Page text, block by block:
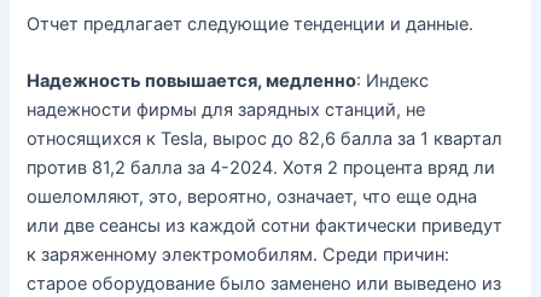
Отчет предлагает следующие тенденции и данные.
Надежность повышается, медленно: Индекс
надежности фирмы для зарядных станций, не
относящихся к Tesla, вырос до 82,6 балла за 1 квартал
против 81,2 балла за 4-2024. Хотя 2 процента вряд ли
ошеломляют, это, вероятно, означает, что еще одна
или две сеансы из каждой сотни фактически приведут
к заряженному электромобилям. Среди причин:
старое оборудование было заменено или выведено из